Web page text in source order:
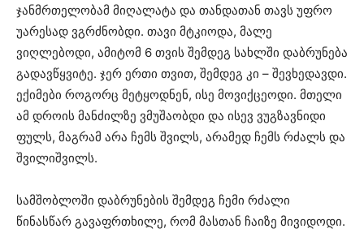
ჯანმრთელობამ მიღალატა და თანდათან თავს უფრო
უარესად ვგრძნობდი. თავი მტკიოდა, მალე
ვიღლებოდი, ამიტომ 6 თვის შემდეგ სახლში დაბრუნება
გადავწყვიტე. ჯერ ერთი თვით, შემდეგ კი – შევხედავდი.
ექიმები როგორც მეტყოდნენ, ისე მოვიქცეოდი. მთელი
ამ დროის მანძილზე ვმუშაობდი და ისევ ვუგზავნიდი
ფულს, მაგრამ არა ჩემს შვილს, არამედ ჩემს რძალს და
შვილიშვილს.
სამშობლოში დაბრუნების შემდეგ ჩემი რძალი
წინასწარ გავაფრთხილე, რომ მასთან ჩაიზე მივიდოდი.